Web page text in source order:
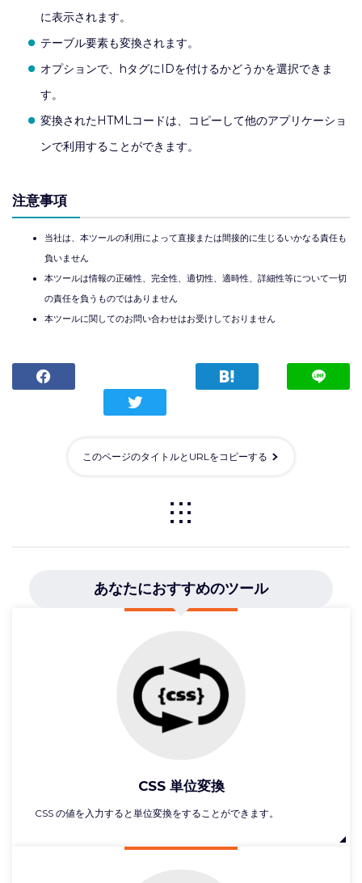
に表示されます。
テーブル要素も変換されます。
オプションで、hタグにIDを付けるかどうかを選択できま
す。
変換されたHTMLコードは、コピーして他のアプリケーショ
ンで利用することができます。
注意事項
当社は、本ツールの利用によって直接または間接的に生じるいかなる責任も
負いません
本ツールは情報の正確性、完全性、適切性、適時性、詳細性等について一切
の責任を負うものではありません
本ツールに関してのお問い合わせはお受けしておりません
このページのタイトルとURLをコピーする
あなたにおすすめのツール
CSS 単位変換
CSS の値を入力すると単位変換をすることができます。